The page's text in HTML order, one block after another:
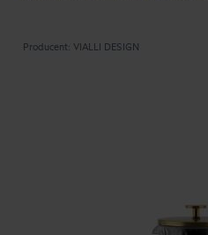
Producent: VIALLI DESIGN